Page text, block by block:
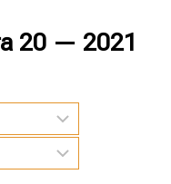
20 — 2021